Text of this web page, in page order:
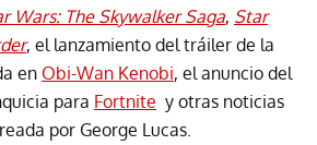
Wars: The Skywalker Saga, Star
, el lanzamiento del tráiler de la
en Obi-Wan Kenobi, el anuncio del
para Fortnite y otras noticias
por George Lucas.